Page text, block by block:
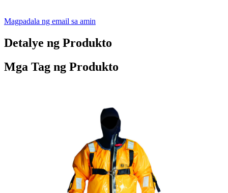
Magpadala ng email sa amin
Detalye ng Produkto
Mga Tag ng Produkto